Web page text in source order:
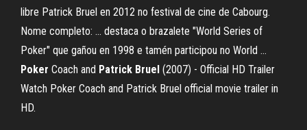
libre Patrick Bruel en 2012 no festival de cine de Cabourg.
Nome completo: ... destaca o brazalete "World Series of
Poker" que gañou en 1998 e tamén participou no World ...
Poker Coach and Patrick Bruel (2007) - Official HD Trailer
Watch Poker Coach and Patrick Bruel official movie trailer in
HD.